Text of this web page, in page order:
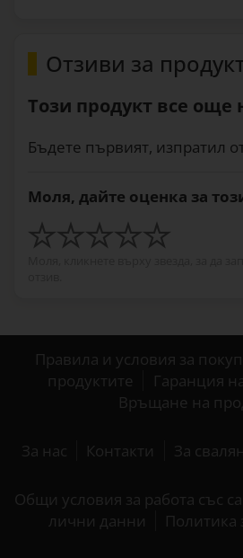
Отзиви за
Този продукт все още
Бъдете първият, изпратил
Моля, дайте оценка за
Правила и условия за
продуктите
Гаранция
Връщане на
За нас Контакти За
Общи условия за работа със
лични данни
Политика